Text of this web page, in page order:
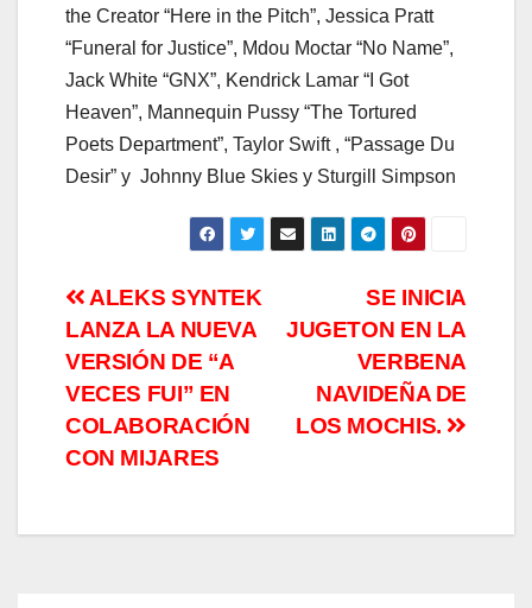
the Creator “Here in the Pitch”, Jessica Pratt
“Funeral for Justice”, Mdou Moctar “No Name”,
Jack White “GNX”, Kendrick Lamar “I Got
Heaven”, Mannequin Pussy “The Tortured
Poets Department”, Taylor Swift , “Passage Du
Desir” y Johnny Blue Skies y Sturgill Simpson
Navegación
de
entradas
SE INICIA
JUGETON EN LA
VERBENA
NAVIDEÑA DE
LOS MOCHIS.
ALEKS SYNTEK
LANZA LA NUEVA
VERSIÓN DE “A
VECES FUI” EN
COLABORACIÓN
CON MIJARES